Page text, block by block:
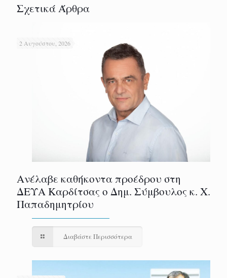
Σχετικά Άρθρα
2 Αυγούστου, 2026
Ανέλαβε καθήκοντα προέδρου στη
ΔΕΥΑ Καρδίτσας ο Δημ. Σύμβουλος κ. Χ.
Παπαδημητρίου
Διαβάστε Περισσότερα